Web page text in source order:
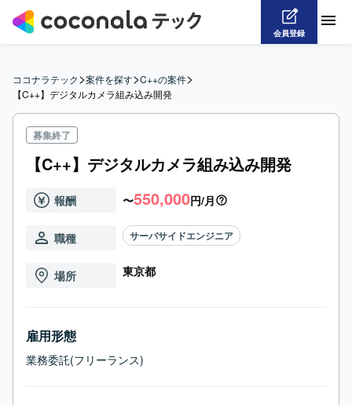
会員登録
ココナラテック>案件を探す>C++の案件>
【C++】デジタルカメラ組み込み開発
募集終了
【C++】デジタルカメラ組み込み開発
報酬 〜550,000円/月
職種 サーバサイドエンジニア
場所 東京都
雇用形態
業務委託(フリーランス)